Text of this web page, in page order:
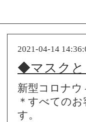
2021-04-14
◆マスク
新型コロナ
＊すべての
す。